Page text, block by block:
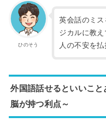
ひのそう
英会話のミ
ジカルに教
人の不安を払
外国語話せるといいこ
脳が持つ利点～